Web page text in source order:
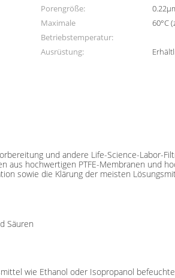
Porengröße:
Maximale
Betriebstemperatur:
60°C
Ausrüstung:
und andere Life-Science-Labor-
aus hochwertigen PTFE-Membranen und
sowie die Klärung der meisten
Säuren
wie Ethanol oder Isopropanol